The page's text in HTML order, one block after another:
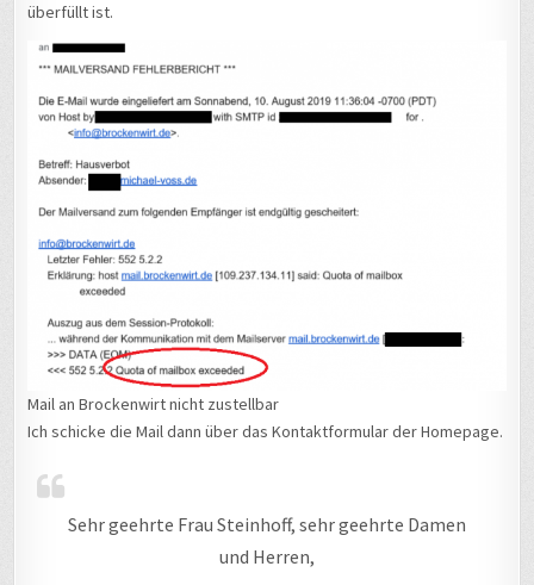
überfüllt ist.
Mail an Brockenwirt nicht zustellbar
Ich schicke die Mail dann über das Kontaktformular der Homepage.
Sehr geehrte Frau Steinhoff, sehr geehrte Damen
und Herren,